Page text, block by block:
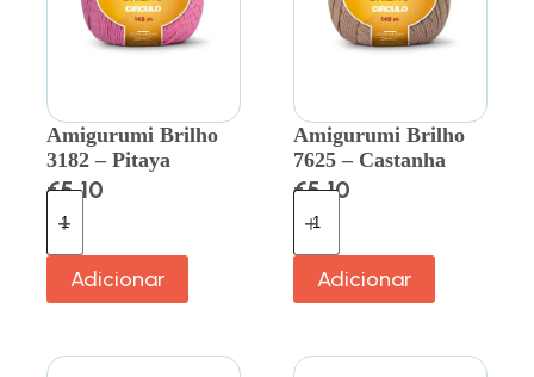
Amigurumi Brilho
3182 – Pitaya
€5.10
Adicionar
Amigurumi Brilho
7625 – Castanha
€5.10
Adicionar